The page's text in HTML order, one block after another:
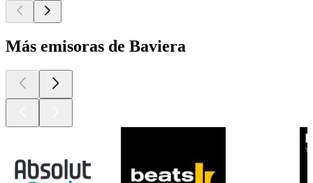
Más emisoras de Baviera